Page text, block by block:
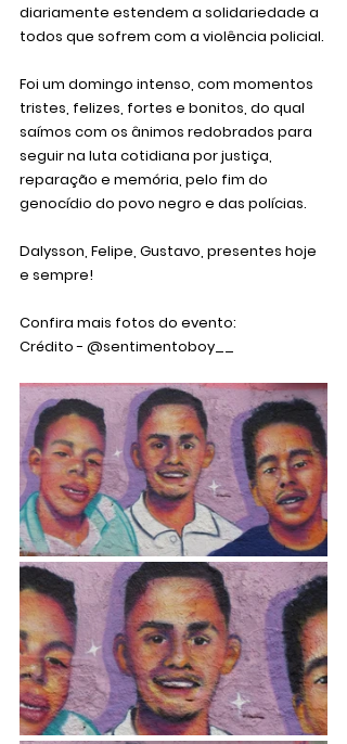
diariamente estendem a solidariedade a
todos que sofrem com a violência policial.
Foi um domingo intenso, com momentos
tristes, felizes, fortes e bonitos, do qual
saímos com os ânimos redobrados para
seguir na luta cotidiana por justiça,
reparação e memória, pelo fim do
genocídio do povo negro e das polícias.
Dalysson, Felipe, Gustavo, presentes hoje
e sempre!
Confira mais fotos do evento:
Crédito - @sentimentoboy__